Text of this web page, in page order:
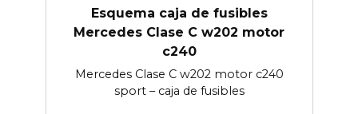
Esquema caja de fusibles
Mercedes Clase C w202 motor
c240
Mercedes Clase C w202 motor c240
sport – caja de fusibles